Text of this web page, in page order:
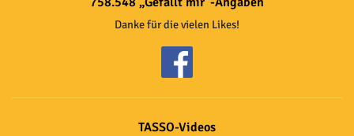
Danke für die vielen Likes!
TASSO-Videos